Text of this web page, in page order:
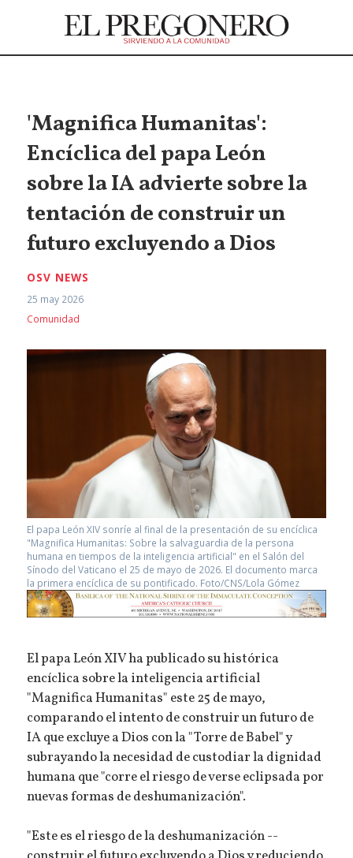
'Magnifica Humanitas':
Encíclica del papa León
sobre la IA advierte sobre la
tentación de construir un
futuro excluyendo a Dios
OSV NEWS
25 may 2026
Comunidad
El papa León XIV sonríe al final de la presentación de su encíclica
"Magnifica Humanitas: Sobre la salvaguardia de la persona
humana en tiempos de la inteligencia artificial" en el Salón del
Sínodo del Vaticano el 25 de mayo de 2026. El documento marca
la primera encíclica de su pontificado. Foto/CNS/Lola Gómez
El papa León XIV ha publicado su histórica
encíclica sobre la inteligencia artificial
"Magnifica Humanitas" este 25 de mayo,
comparando el intento de construir un futuro de
IA que excluye a Dios con la "Torre de Babel" y
subrayando la necesidad de custodiar la dignidad
humana que "corre el riesgo de verse eclipsada por
nuevas formas de deshumanización".
"Este es el riesgo de la deshumanización --